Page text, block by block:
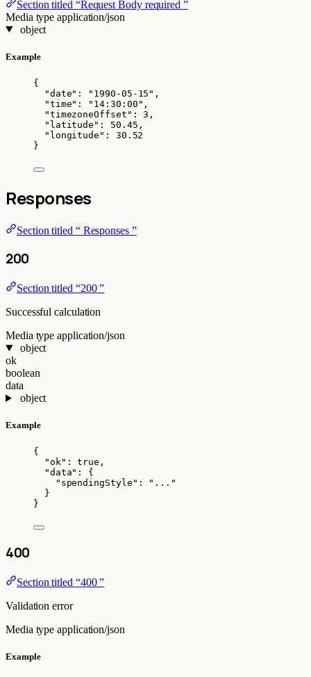
Section titled “Request Body required ”
Media type application/json
object
Example
{
"date" : " 1990-05-15 " ,
"time" : " 14:30:00 " ,
"timezoneOffset" : 3 ,
"latitude" : 50.45 ,
"longitude" : 30.52
}
Responses
Section titled “ Responses ”
200
Section titled “200 ”
Successful calculation
Media type application/json
object
ok
boolean
data
object
Example
{
"ok" : true ,
"data" : {
"spendingStyle" : " ... "
}
}
400
Section titled “400 ”
Validation error
Media type application/json
Example